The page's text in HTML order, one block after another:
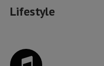
Lifestyle